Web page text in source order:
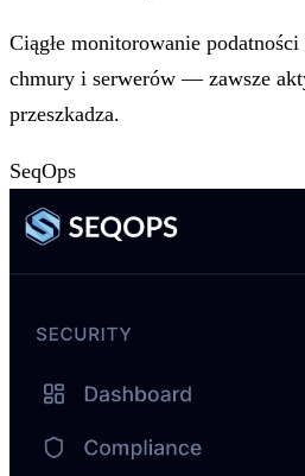
Ciągłe monitorowanie
chmury i serwerów — zawsze
przeszkadza.
SeqOps